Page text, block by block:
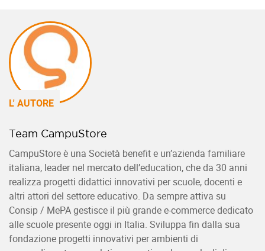
L' AUTORE
Team CampuStore
CampuStore è una Società benefit e un’azienda familiare
italiana, leader nel mercato dell’education, che da 30 anni
realizza progetti didattici innovativi per scuole, docenti e
altri attori del settore educativo. Da sempre attiva su
Consip / MePA gestisce il più grande e-commerce dedicato
alle scuole presente oggi in Italia. Sviluppa fin dalla sua
fondazione progetti innovativi per ambienti di